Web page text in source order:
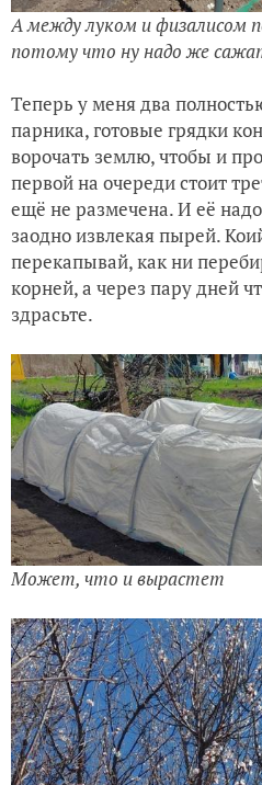
А между луком и физалисом
потому что ну надо же
Теперь у меня два
парника, готовые грядки
ворочать землю, чтобы и
первой на очереди стоит
ещё не размечена. И её
заодно извлекая пырей.
перекапывай, как ни
корней, а через пару дней
здрасьте.
Может, что и вырастет